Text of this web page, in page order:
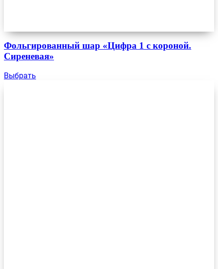
Фольгированный шар «Цифра 1 с короной.
Сиреневая»
Выбрать